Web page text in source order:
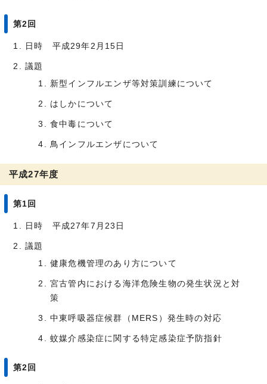
第2回
日時 平成29年2月15日
議題
新型インフルエンザ等対策訓練について
はしかについて
食中毒について
鳥インフルエンザについて
平成27年度
第1回
日時 平成27年7月23日
議題
健康危機管理のあり方について
宮古管内における海洋危険生物の発生状況と対
策
中東呼吸器症候群（MERS）発生時の対応
蚊媒介感染症に関する特定感染症予防指針
第2回